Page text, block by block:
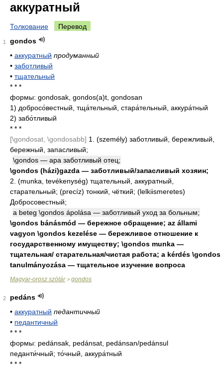
аккуратный
Толкование Перевод
1
gondos
• аккуратный продуманный
• заботливый
• тщательный
* * *
формы: gondosak, gondos(a)t, gondosan
1) добросо́вестный, тща́тельный, стара́тельный, аккура́тный
2) забо́тливый
* * *
[\gondosat, \gondosabb] 1. (személy) заботливый, бережливый,
бережный, запасливый;
\gondos — ара заботливый отец;
\gondos (házi)gazda — заботливый/запасливый хозяин;
2. (munka, tevékenység) тщательный, аккуратный,
старательный; (precíz) тонкий, чёткий; (lelkiismeretes)
Добросовестный;
a beteg \gondos ápolása — заботливый уход за больным;
\gondos bánásmód — бережное обращение; az állami
vagyon \gondos kezelése — бережливое отношение к
государственному имуществу; \gondos munka —
тщательная/ старательная/чистая работа; a kérdés \gondos
tanulmányozása — тщательное изучение вопроса
Magyar-orosz szótár> gondos
2
pedáns
• аккуратный педантичный
• педантичный
* * *
формы: pedánsak, pedánsat, pedánsan/pedánsul
педанти́чный; то́чный, аккура́тный
* * *